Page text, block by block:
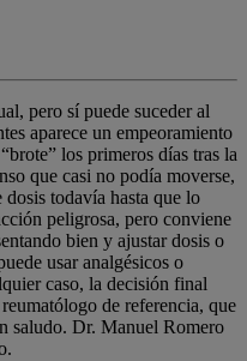
pero sí puede suceder al
aparece un empeoramiento
los primeros días tras la
que casi no podía moverse,
todavía hasta que lo
peligrosa, pero conviene
bien y ajustar dosis o
usar analgésicos o
caso, la decisión final
de referencia, que
saludo. Dr. Manuel Romero